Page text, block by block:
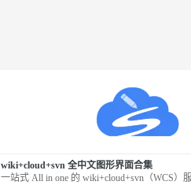
wiki+cloud+svn 全中文图形界面合集
一站式 All in one 的 wiki+cloud+svn（WCS）